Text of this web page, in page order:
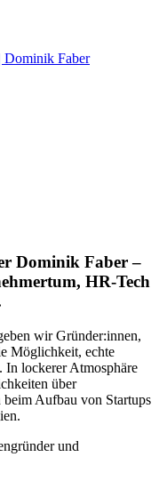
Dominik Faber
Dominik Faber –
HR-Tech
wir Gründer:innen,
Möglichkeit, echte
In lockerer Atmosphäre
über
Aufbau von Startups
und